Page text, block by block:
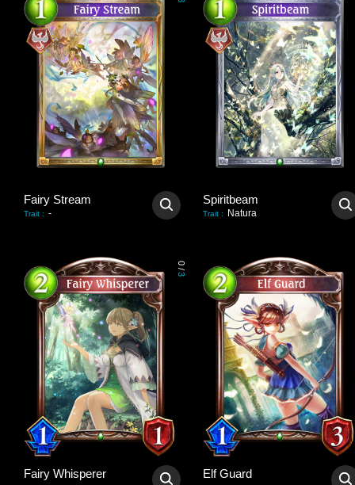
Fairy Stream
Trait : -
Spiritbeam
Trait : Natura
0
/
3
Fairy Whisperer Elf Guard